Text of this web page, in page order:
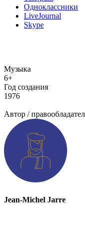
Одноклассники
LiveJournal
Skype
Музыка
6+
Год создания
1976
Автор /
Jean-Michel Jarre